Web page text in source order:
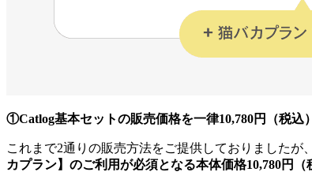
①Catlog基本セットの販売価格を一律10,780円（税込
これまで2通りの販売方法をご提供しておりました
カプラン】のご利用が必須となる本体価格10,780円（